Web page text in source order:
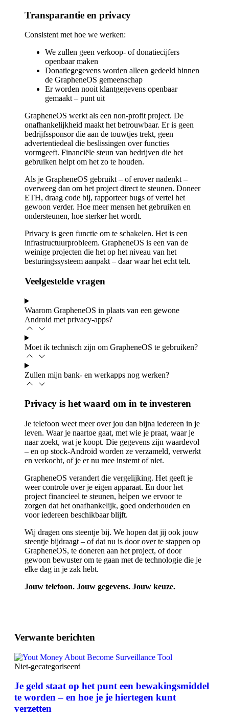
Transparantie en privacy
Consistent met hoe we werken:
We zullen geen verkoop- of donatiecijfers
openbaar maken
Donatiegegevens worden alleen gedeeld binnen
de GrapheneOS gemeenschap
Er worden nooit klantgegevens openbaar
gemaakt – punt uit
GrapheneOS werkt als een non-profit project. De
onafhankelijkheid maakt het betrouwbaar. Er is geen
bedrijfssponsor die aan de touwtjes trekt, geen
advertentiedeal die beslissingen over functies
vormgeeft. Financiële steun van bedrijven die het
gebruiken helpt om het zo te houden.
Als je GrapheneOS gebruikt – of erover nadenkt –
overweeg dan om het project direct te steunen. Doneer
ETH, draag code bij, rapporteer bugs of vertel het
gewoon verder. Hoe meer mensen het gebruiken en
ondersteunen, hoe sterker het wordt.
Privacy is geen functie om te schakelen. Het is een
infrastructuurprobleem. GrapheneOS is een van de
weinige projecten die het op het niveau van het
besturingssysteem aanpakt – daar waar het echt telt.
Veelgestelde vragen
Waarom GrapheneOS in plaats van een gewone
Android met privacy-apps?
Moet ik technisch zijn om GrapheneOS te gebruiken?
Zullen mijn bank- en werkapps nog werken?
Privacy is het waard om in te investeren
Je telefoon weet meer over jou dan bijna iedereen in je
leven. Waar je naartoe gaat, met wie je praat, waar je
naar zoekt, wat je koopt. Die gegevens zijn waardevol
– en op stock-Android worden ze verzameld, verwerkt
en verkocht, of je er nu mee instemt of niet.
GrapheneOS verandert die vergelijking. Het geeft je
weer controle over je eigen apparaat. En door het
project financieel te steunen, helpen we ervoor te
zorgen dat het onafhankelijk, goed onderhouden en
voor iedereen beschikbaar blijft.
Wij dragen ons steentje bij. We hopen dat jij ook jouw
steentje bijdraagt – of dat nu is door over te stappen op
GrapheneOS, te doneren aan het project, of door
gewoon bewuster om te gaan met de technologie die je
elke dag in je zak hebt.
Jouw telefoon. Jouw gegevens. Jouw keuze.
Verwante berichten
Niet-gecategoriseerd
Je geld staat op het punt een bewakingsmiddel
te worden – en hoe je je hiertegen kunt
verzetten